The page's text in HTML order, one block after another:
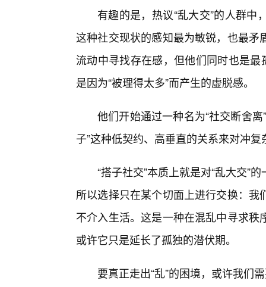
有趣的是，热议“乱大交”的人群
这种社交现状的感知最为敏锐，也最
流动中寻找存在感，但他们同时也是
是因为“被理得太多”而产生的虚脱感。
他们开始通过一种名为“社交断舍
子”这种低契约、高垂直的关系来对冲复
“搭子社交”本质上就是对“乱大交”
所以选择只在某个切面上进行交换：
不介入生活。这是一种在混乱中寻求
或许它只是延长了孤独的潜伏期。
要真正走出“乱”的困境，或许我们